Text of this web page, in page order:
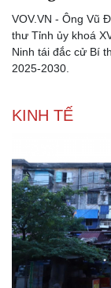
Thể thao
Bóng đá
VOV.VN - Ông Vũ
thư Tỉnh ủy khoá
Ninh tái đắc cử Bí
2025-2030.
KINH TẾ